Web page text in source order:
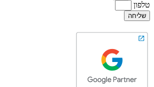
טלפון
שליחה